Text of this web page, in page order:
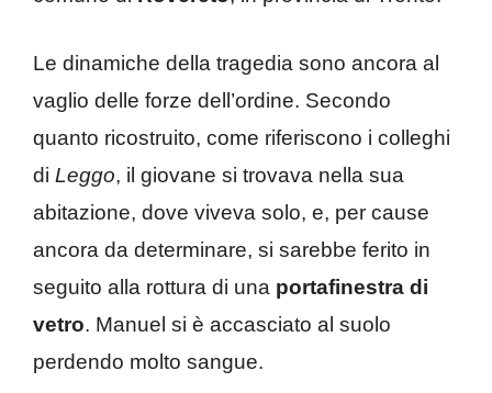
Le dinamiche della tragedia sono ancora al
vaglio delle forze dell’ordine. Secondo
quanto ricostruito, come riferiscono i colleghi
di Leggo, il giovane si trovava nella sua
abitazione, dove viveva solo, e, per cause
ancora da determinare, si sarebbe ferito in
seguito alla rottura di una portafinestra di
vetro. Manuel si è accasciato al suolo
perdendo molto sangue.